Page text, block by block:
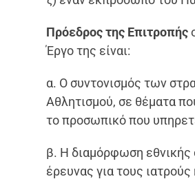
Πρόεδρος της Επιτροπής
Έργο της είναι:
α. Ο συντονισμός των
Αθλητισμού, σε θέματα
το προσωπικό που
β. Η διαμόρφωση εθνικής
έρευνας για τους